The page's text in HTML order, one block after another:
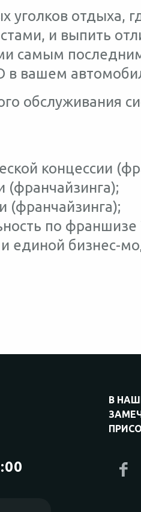
отдыха,
и выпить
самым
в вашем
обслуживания
концессии
(франчайзинга);
(франчайзинга);
по
единой бизнес-
В